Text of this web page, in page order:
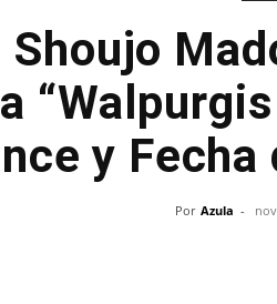
Shoujo
y
Por Azula -